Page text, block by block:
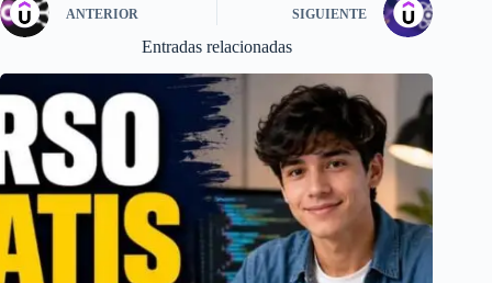
ANTERIOR SIGUIENTE
Entradas relacionadas